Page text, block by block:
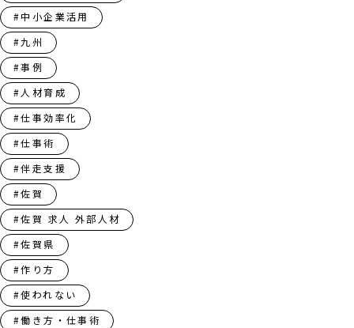
#中小企業活用
#九州
#事例
#人材育成
#仕事効率化
#仕事術
#伴走支援
#佐賀
#佐賀 求人 外部人材
#佐賀県
#作り方
#使われない
#働き方・仕事術